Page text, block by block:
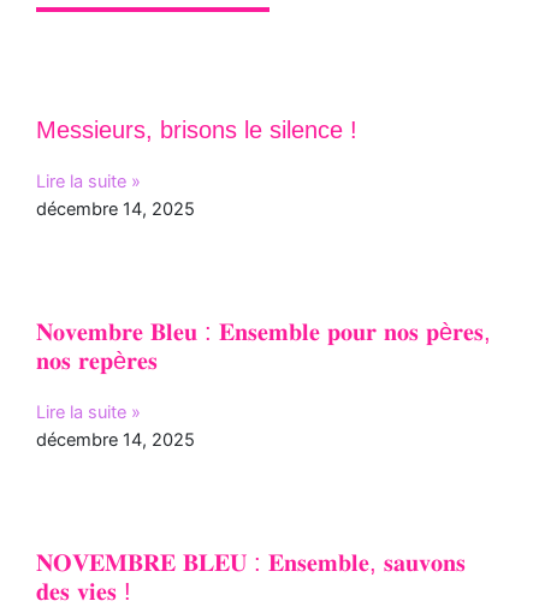
Messieurs, brisons le silence !
Lire la suite »
décembre 14, 2025
𝐍𝐨𝐯𝐞𝐦𝐛𝐫𝐞 𝐁𝐥𝐞𝐮 : 𝐄𝐧𝐬𝐞𝐦𝐛𝐥𝐞 𝐩𝐨𝐮𝐫 𝐧𝐨𝐬 𝐩è𝐫𝐞𝐬,
𝐧𝐨𝐬 𝐫𝐞𝐩è𝐫𝐞𝐬
Lire la suite »
décembre 14, 2025
𝐍𝐎𝐕𝐄𝐌𝐁𝐑𝐄 𝐁𝐋𝐄𝐔 : 𝐄𝐧𝐬𝐞𝐦𝐛𝐥𝐞, 𝐬𝐚𝐮𝐯𝐨𝐧𝐬
𝐝𝐞𝐬 𝐯𝐢𝐞𝐬 !